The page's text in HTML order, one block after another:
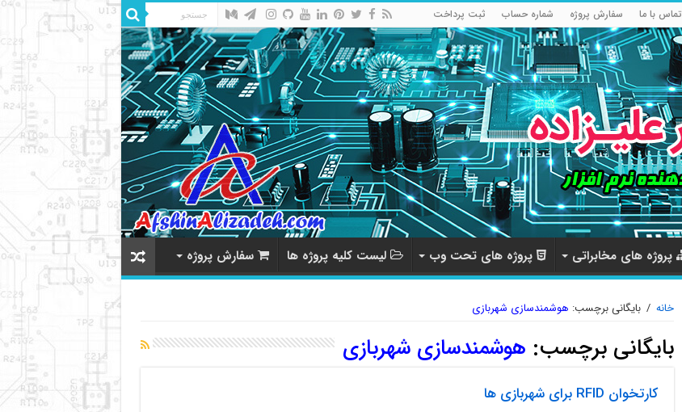
تماس با ما سفارش پروژه شماره حساب ثبت پرداخت
پروژه های مخابراتی پروژه های تحت وب لیست کلیه پروژه ها سفارش پروژه
خانه / بایگانی برچسب: هوشمندسازی شهربازی
بایگانی برچسب: هوشمندسازی شهربازی
کارتخوان RFID برای شهربازی ها